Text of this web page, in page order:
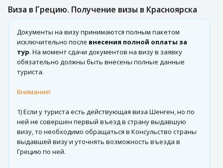
Виза в Грецию. Получение визы в Красноярска
Документы на визу принимаются полным пакетом
исключительно после внесения полной оплаты за
тур. На момент сдачи документов на визу в заявку
обязательно должны быть внесены полные данные
туриста.
Внимание!
1) Если у туриста есть действующая виза Шенген, но по
ней не совершен первый въезд в страну выдавшую
визу, то необходимо обращаться в Консульство страны
выдавшей визу и уточнять возможность въезда в
Грецию по ней.